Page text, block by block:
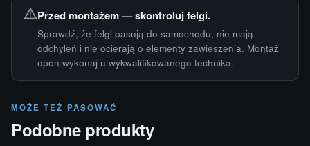
Przed montażem — skontroluj felgi.
Sprawdź, że felgi pasują do samochodu, nie mają
odchyleń i nie ocierają o elementy zawieszenia. Montaż
opon wykonaj u wykwalifikowanego technika.
MOŻE TEŻ PASOWAĆ
Podobne produkty